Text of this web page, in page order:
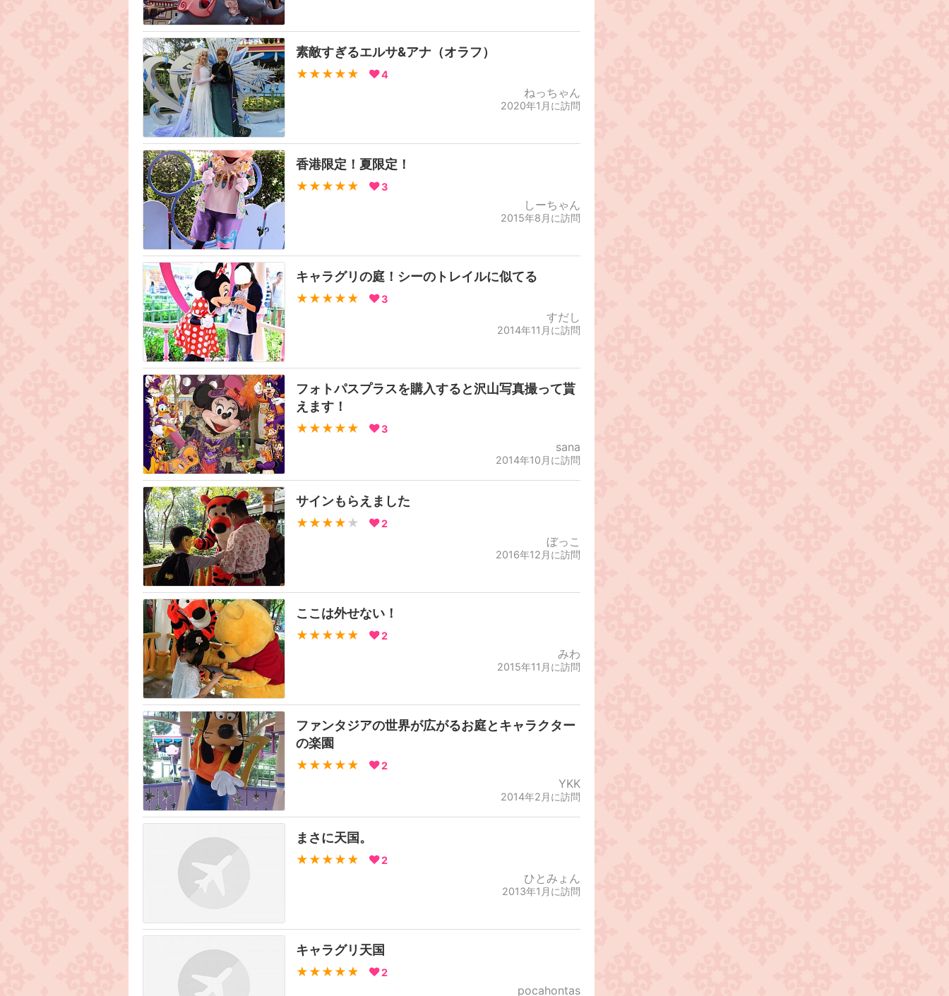
素敵すぎるエルサ&アナ（オラフ）
★★★★★ 4
ねっちゃん
2020年1月に訪問
香港限定！夏限定！
★★★★★ 3
しーちゃん
2015年8月に訪問
キャラグリの庭！シーのトレイルに似てる
★★★★★ 3
すだし
2014年11月に訪問
フォトパスプラスを購入すると沢山写真撮って貰
えます！
★★★★★ 3
sana
2014年10月に訪問
サインもらえました
★★★★ ★ 2
ぼっこ
2016年12月に訪問
ここは外せない！
★★★★★ 2
みわ
2015年11月に訪問
ファンタジアの世界が広がるお庭とキャラクター
の楽園
★★★★★ 2
YKK
2014年2月に訪問
まさに天国。
★★★★★ 2
ひとみょん
2013年1月に訪問
キャラグリ天国
★★★★★ 2
pocahontas